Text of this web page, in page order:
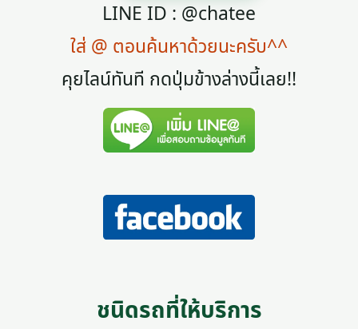
LINE ID : @chatee
ใส่ @ ตอนค้นหาด้วยนะครับ^^
คุยไลน์ทันที กดปุ่มข้างล่างนี้เลย!!
ชนิดรถที่ให้บริการ